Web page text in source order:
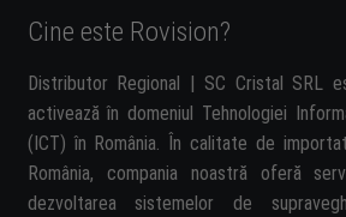
Cine este Rovision?
Distributor Regional | SC Cristal SRL
activează în domeniul Tehnologiei
(ICT) în România. În calitate de
România, compania noastră oferă
dezvoltarea sistemelor de